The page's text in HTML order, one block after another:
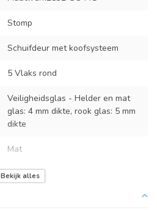
Stomp
Schuifdeur met koofsysteem
5 Vlaks rond
Veiligheidsglas - Helder en mat
glas: 4 mm dikte, rook glas: 5 mm
dikte
Mat
Op maat gemaakt
Bekijk alles